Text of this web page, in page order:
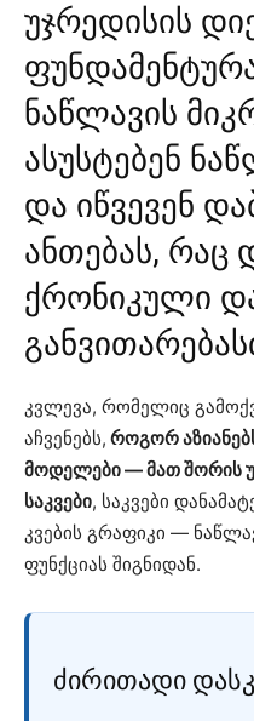
უჯრედისის
ნაწლავის
ასუსტებენ
და იწვევენ
ანთებას, რაც
ქრონიკული
კვლევა, რომელიც
აჩვენებს, როგორ
მოდელები — მათ შორის
საკვები, საკვები
კვების გრაფიკი —
ფუნქციას შიგნიდან.
ძირითადი